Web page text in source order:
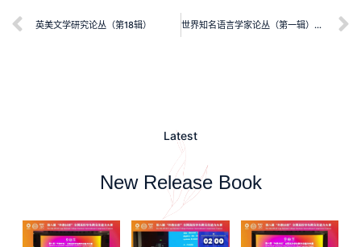
英美文学研究论丛（第18辑） 世界知名语言学家论丛（第一辑）：外语写作
Latest
New Release Book